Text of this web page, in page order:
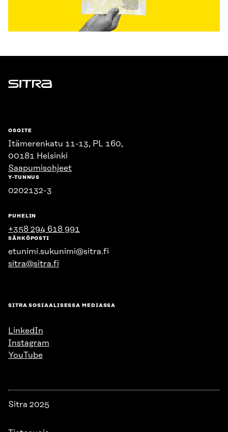
Sitra
OSOITE
Itämerenkatu 11-13, PL 160,
00181 Helsinki
Saapumisohjeet
Y-TUNNUS
0202132-3
PUHELIN
+358 294 618 991
SÄHKÖPOSTI
etunimi.sukunimi@sitra.fi
sitra@sitra.fi
SITRA SOSIAALISESSA MEDIASSA
LinkedIn
Instagram
YouTube
Sitra 2025